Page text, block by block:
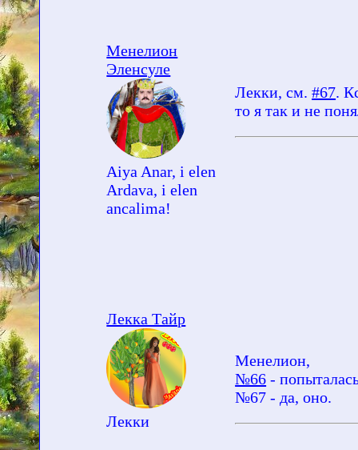
Менелион
Эленсуле
Aiya Anar, i elen
Ardava, i elen
ancalima!
Лекки, см.#67.
то я так и не
Лекка Тайр
Лекки
Менелион,
№66 -
№67 - да, оно.